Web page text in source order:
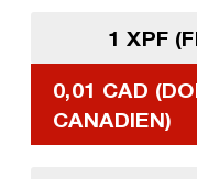
1 XPF
0,01 CAD
CANADIEN)